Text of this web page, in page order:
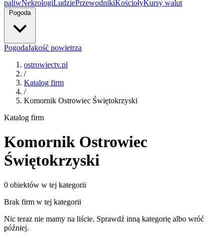
paliwNekrologiLudziePrzewodnikiKościołyKursy walut
Pogoda
PogodaJakość powietrza
ostrowiectv.pl
/
Katalog firm
/
Komornik Ostrowiec Świętokrzyski
Katalog firm
Komornik Ostrowiec
Świętokrzyski
0 obiektów w tej kategorii
Brak firm w tej kategorii
Nic teraz nie mamy na liście. Sprawdź inną kategorię albo wróć
później.